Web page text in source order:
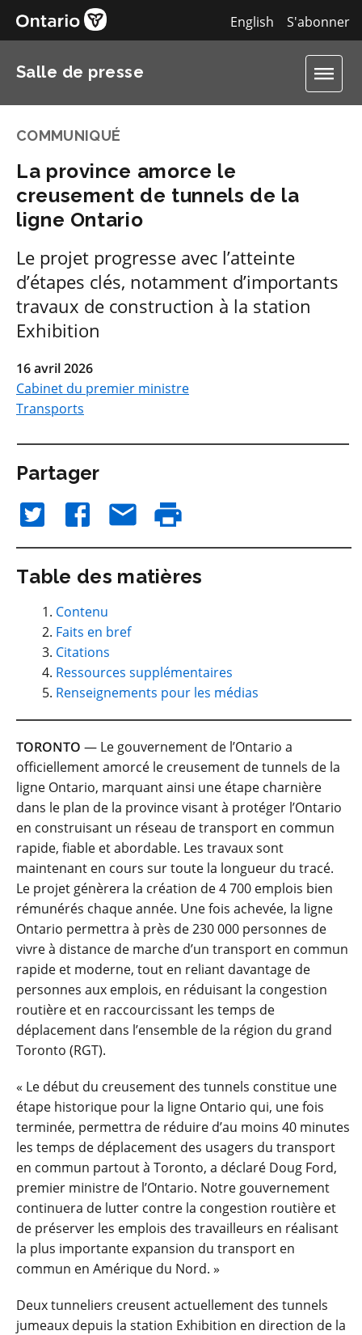
S'abonner
English
Salle de presse
COMMUNIQUÉ
La province amorce le
creusement de tunnels de la
ligne Ontario
Le projet progresse avec l’atteinte
d’étapes clés, notamment d’importants
travaux de construction à la station
Exhibition
16 avril 2026
Cabinet du premier ministre
Transports
Partager
Table des matières
Contenu
Faits en bref
Citations
Ressources supplémentaires
Renseignements pour les médias
TORONTO — Le gouvernement de l’Ontario a
officiellement amorcé le creusement de tunnels de la
ligne Ontario, marquant ainsi une étape charnière
dans le plan de la province visant à protéger l’Ontario
en construisant un réseau de transport en commun
rapide, fiable et abordable. Les travaux sont
maintenant en cours sur toute la longueur du tracé.
Le projet génèrera la création de 4 700 emplois bien
rémunérés chaque année. Une fois achevée, la ligne
Ontario permettra à près de 230 000 personnes de
vivre à distance de marche d’un transport en commun
rapide et moderne, tout en reliant davantage de
personnes aux emplois, en réduisant la congestion
routière et en raccourcissant les temps de
déplacement dans l’ensemble de la région du grand
Toronto (RGT).
« Le début du creusement des tunnels constitue une
étape historique pour la ligne Ontario qui, une fois
terminée, permettra de réduire d’au moins 40 minutes
les temps de déplacement des usagers du transport
en commun partout à Toronto, a déclaré Doug Ford,
premier ministre de l’Ontario. Notre gouvernement
continuera de lutter contre la congestion routière et
de préserver les emplois des travailleurs en réalisant
la plus importante expansion du transport en
commun en Amérique du Nord. »
Deux tunneliers creusent actuellement des tunnels
jumeaux depuis la station Exhibition en direction de la